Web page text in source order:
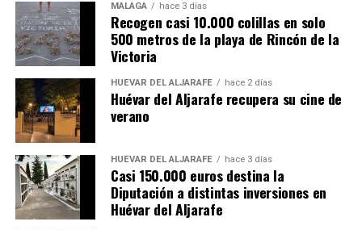
MÁLAGA hace 3 días
Recogen casi 10.000 colillas en solo
500 metros de la playa de Rincón de la
Victoria
HUÉVAR DEL ALJARAFE hace 2 días
Huévar del Aljarafe recupera su cine de
verano
HUÉVAR DEL ALJARAFE hace 3 días
Casi 150.000 euros destina la
Diputación a distintas inversiones en
Huévar del Aljarafe